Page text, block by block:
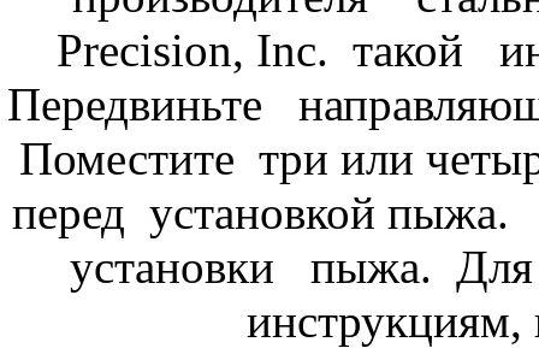
Precision, Inc. такой
Передвиньте
Поместите три или
перед установкой
установки пыжа.